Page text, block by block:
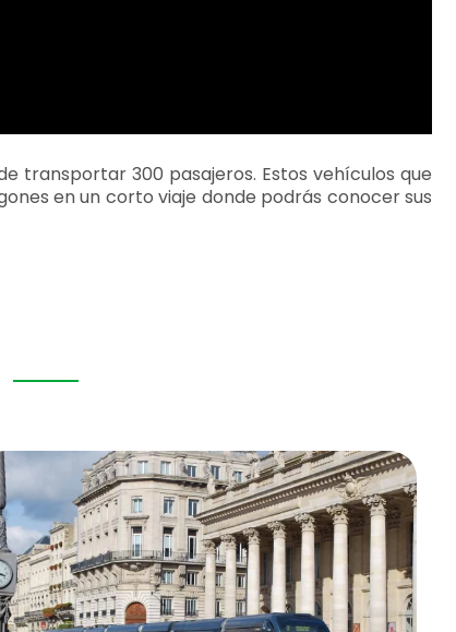
transportar 300 pasajeros. Estos vehículos que
en un corto viaje donde podrás conocer sus